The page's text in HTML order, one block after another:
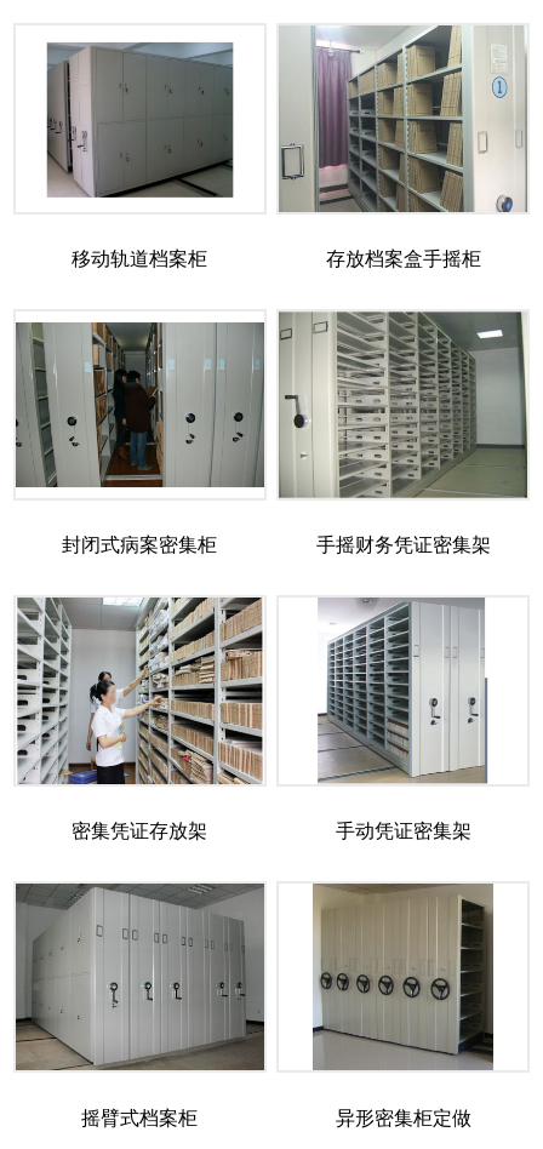
移动轨道档案柜 存放档案盒手摇柜
封闭式病案密集柜 手摇财务凭证密集架
密集凭证存放架 手动凭证密集架
摇臂式档案柜 异形密集柜定做